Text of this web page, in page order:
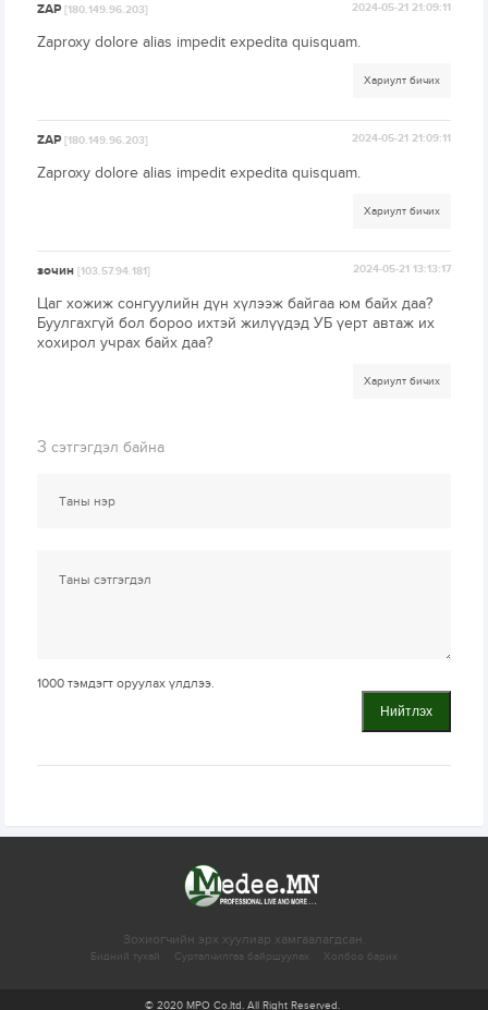
ZAP[180.149.96.203] 2024-05-21 21:09:11
Zaproxy dolore alias impedit expedita quisquam.
Хариулт бичих
ZAP[180.149.96.203] 2024-05-21 21:09:11
Zaproxy dolore alias impedit expedita quisquam.
Хариулт бичих
зочин[103.57.94.181] 2024-05-21 13:13:17
Цаг хожиж сонгуулийн дүн хүлээж байгаа юм байх даа?
Буулгахгүй бол бороо ихтэй жилүүдэд УБ үерт автаж их
хохирол учрах байх даа?
Хариулт бичих
3 сэтгэгдэл байна
1000 тэмдэгт оруулах үлдлээ.
Нийтлэх
Зохиогчийн эрх хуулиар хамгаалагдсан.
Бидний тухай Сурталчилгаа байршуулах Холбоо барих
© 2020 MPO Co.ltd. All Right Reserved.